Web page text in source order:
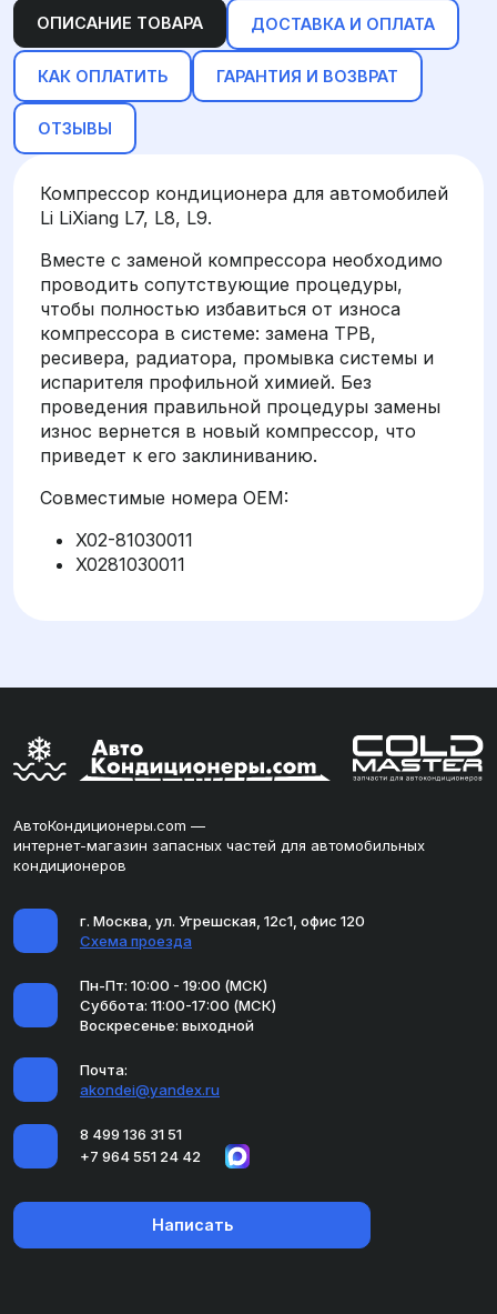
ОПИСАНИЕ ТОВАРА ДОСТАВКА И ОПЛАТА
КАК ОПЛАТИТЬ ГАРАНТИЯ И ВОЗВРАТ
ОТЗЫВЫ
Компрессор кондиционера для автомобилей
Li LiXiang L7, L8, L9.
Вместе с заменой компрессора необходимо
проводить сопутствующие процедуры,
чтобы полностью избавиться от износа
компрессора в системе: замена ТРВ,
ресивера, радиатора, промывка системы и
испарителя профильной химией. Без
проведения правильной процедуры замены
износ вернется в новый компрессор, что
приведет к его заклиниванию.
Совместимые номера OEM:
X02-81030011
X0281030011
АвтоКондиционеры.com —
интернет-магазин запасных частей для автомобильных
кондиционеров
г. Москва, ул. Угрешская, 12с1, офис 120
Схема проезда
Пн-Пт: 10:00 - 19:00 (МСК)
Суббота: 11:00-17:00 (МСК)
Воскресенье: выходной
Почта:
akondei@yandex.ru
8 499 136 31 51
+7 964 551 24 42
Написать